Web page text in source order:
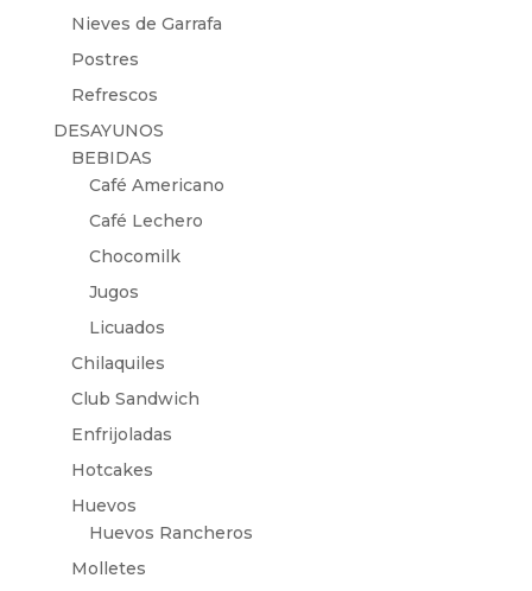
Nieves de Garrafa
Postres
Refrescos
DESAYUNOS
BEBIDAS
Café Americano
Café Lechero
Chocomilk
Jugos
Licuados
Chilaquiles
Club Sandwich
Enfrijoladas
Hotcakes
Huevos
Huevos Rancheros
Molletes